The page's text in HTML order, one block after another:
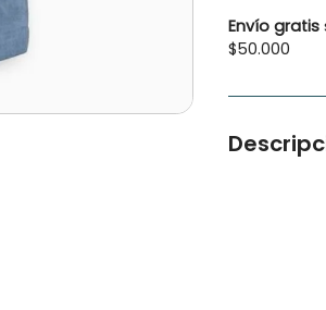
Envío gratis
$50.000